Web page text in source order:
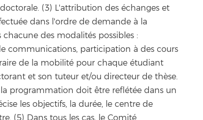
(3) L'attribution des échanges et
dans l'ordre de demande à la
des modalités possibles :
communications, participation à des cours
de la mobilité pour chaque étudiant
et son tuteur et/ou directeur de thèse.
programmation doit être reflétée dans un
les objectifs, la durée, le centre de
(5) Dans tous les cas, le Comité